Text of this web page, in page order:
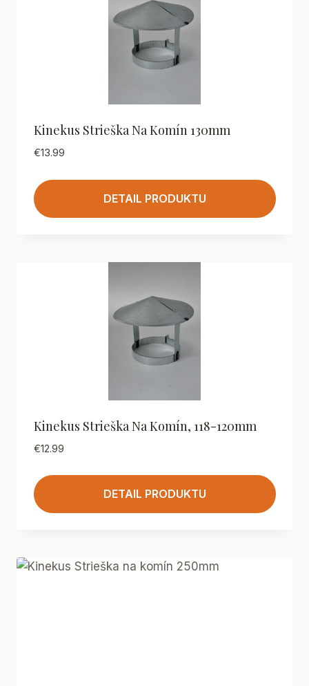
Kinekus Strieška Na Komín 130mm
€13.99
DETAIL PRODUKTU
Kinekus Strieška Na Komín, 118-120mm
€12.99
DETAIL PRODUKTU